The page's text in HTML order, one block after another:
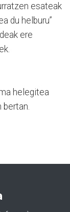
esateak
du helburu”
ere
helegitea